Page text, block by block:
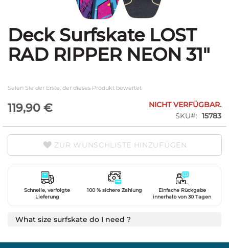
Zum
Anfang
der
Bildgalerie
Deck Surfskate LOST
RAD RIPPER NEON 31"
Seien Sie der Erste, der dieses Produkt bewertet
119,90 €
NICHT VERFÜGBAR.
SKU
15783
ZUR WUNSCHLISTE HINZUFÜGEN
Schnelle, verfolgte
Lieferung
100 % sichere Zahlung
Einfache Rückgabe
innerhalb von 30 Tagen
What size surfskate do I need ?